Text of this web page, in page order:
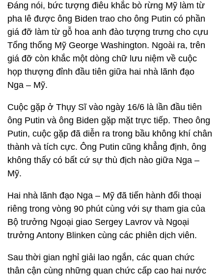
Đáng nói, bức tượng điêu khắc bò rừng Mỹ làm từ
pha lê được ông Biden trao cho ông Putin có phần
giá đỡ làm từ gỗ hoa anh đào tượng trưng cho cựu
Tổng thống Mỹ George Washington. Ngoài ra, trên
giá đỡ còn khắc một dòng chữ lưu niệm về cuộc
họp thượng đỉnh đầu tiên giữa hai nhà lãnh đạo
Nga – Mỹ.
Cuộc gặp ở Thụy Sĩ vào ngày 16/6 là lần đầu tiên
ông Putin và ông Biden gặp mặt trực tiếp. Theo ông
Putin, cuộc gặp đã diễn ra trong bầu không khí chân
thành và tích cực. Ông Putin cũng khẳng định, ông
không thấy có bất cứ sự thù địch nào giữa Nga –
Mỹ.
Hai nhà lãnh đạo Nga – Mỹ đã tiến hành đối thoại
riêng trong vòng 90 phút cùng với sự tham gia của
Bộ trưởng Ngoại giao Sergey Lavrov và Ngoại
trưởng Antony Blinken cùng các phiên dịch viên.
Sau thời gian nghỉ giải lao ngắn, các quan chức
thân cận cùng những quan chức cấp cao hai nước